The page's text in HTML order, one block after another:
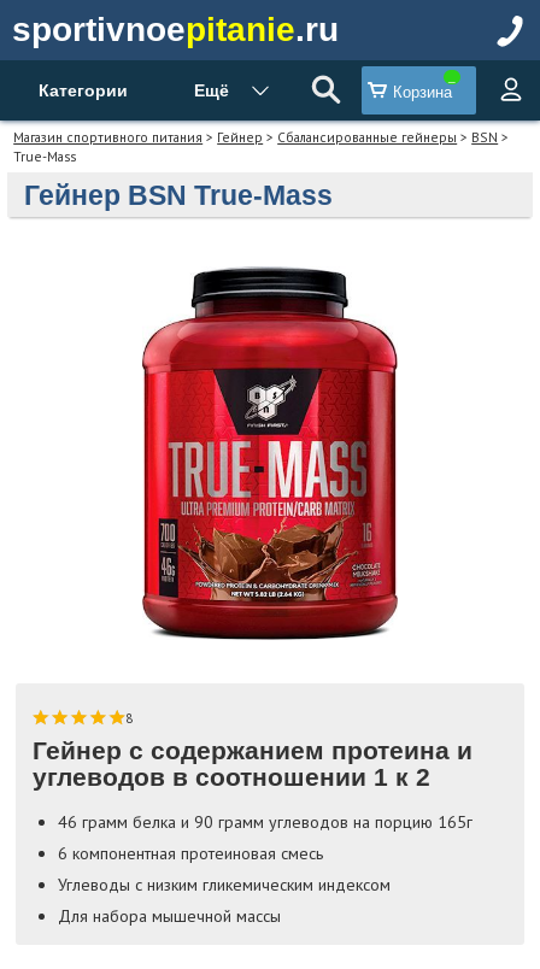
sportivnoepitanie.ru
Категории Ещё Корзина
Магазин спортивного питания > Гейнер > Сбалансированные гейнеры > BSN >
True-Mass
Гейнер BSN True-Mass
8
Гейнер с содержанием протеина и
углеводов в соотношении 1 к 2
46 грамм белка и 90 грамм углеводов на порцию 165г
6 компонентная протеиновая смесь
Углеводы с низким гликемическим индексом
Для набора мышечной массы